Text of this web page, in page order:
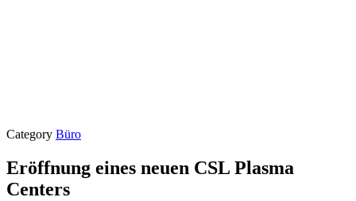
Category Büro
Eröffnung eines neuen CSL Plasma
Centers